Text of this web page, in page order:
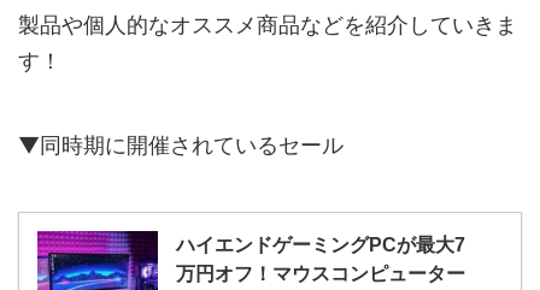
製品や個人的なオススメ商品などを紹介していきま
す！
▼同時期に開催されているセール
ハイエンドゲーミングPCが最大7
万円オフ！マウスコンピューター